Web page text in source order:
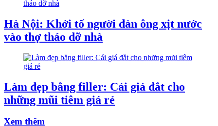
Hà Nội: Khởi tố người đàn ông xịt nước
vào thợ tháo dỡ nhà
Làm đẹp bằng filler: Cái giá đắt cho
những mũi tiêm giá rẻ
Xem thêm